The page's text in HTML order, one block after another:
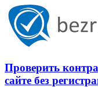
Проверить
сайте без